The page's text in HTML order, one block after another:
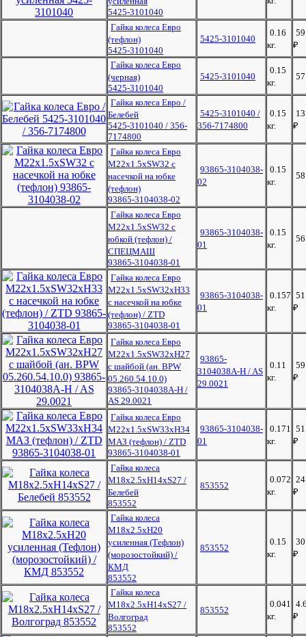
5425-3101040
Гайка колеса Евро
(тефлон)
5425-3101040
5425-3101040
0.16
кг.
₽
Гайка колеса Евро
(черная)
5425-3101040
5425-3101040
0.15
кг.
Гайка колеса Евро /
Белебей
5425-3101040 / 356-
7174800
5425-3101040 /
356-7174800
0.15
кг.
₽
Гайка колеса Евро
М22х1.5хSW32 с
насечкой на юбке
(тефлон)
93865-3104038-02
93865-3104038-
02
0.15
кг.
Гайка колеса Евро
М22х1.5хSW32 с
юбкой (тефлон) /
СПЕЦМАШ
93865-3104038-01
93865-3104038-
01
0.15
кг.
Гайка колеса Евро
М22х1.5хSW32xH33
с насечкой на юбке
(тефлон) / ZTD
93865-3104038-01
93865-3104038-
01
0.157
кг.
₽
Гайка колеса Евро
М22х1.5хSW32хH27
с шайбой (ан. BPW
05.260.54.10.0)
93865-3104038A-H /
AS 29.0021
93865-
3104038A-H / AS
29.0021
0.11
кг.
₽
Гайка колеса Евро
М22х1.5хSW33xH34
МАЗ (тефлон) / ZTD
93865-3104038-01
93865-3104038-
01
0.171
кг.
₽
Гайка колеса
М18х2.5хH14хS27 /
Белебей
853552
853552
0.072
кг.
₽
Гайка колеса
М18х2.5хH20
усиленная (Тефлон)
(морозостойкий) /
КМД
853552
853552
0.15
кг.
₽
Гайка колеса
М18х2.5хН14хS27 /
Волгоград
853552
853552
0.041
кг.
₽